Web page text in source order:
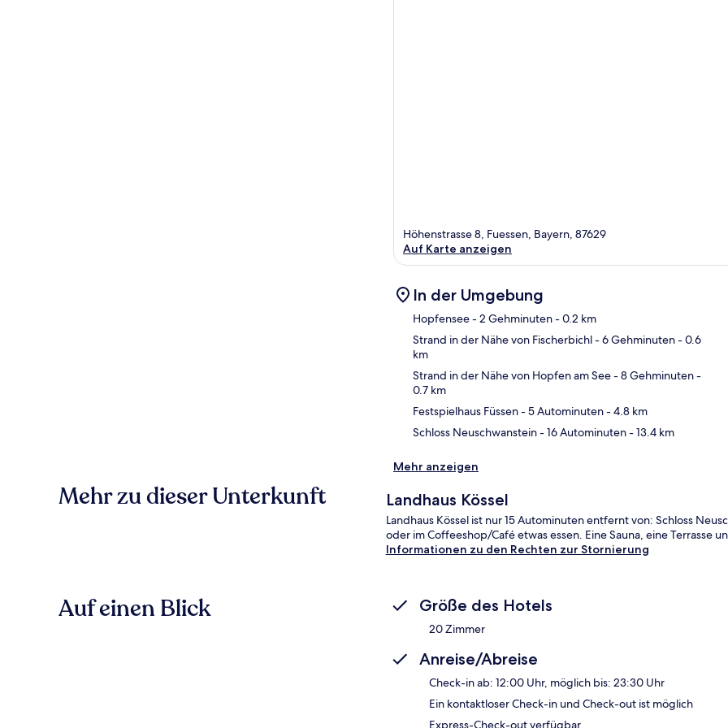
Höhenstrasse 8, Fuessen, Bayern, 87629
Auf Karte anzeigen
In der Umgebung
Hopfensee- 2 Gehminuten- 0.2 km
Strand in der Nähe von Fischerbichl- 6 Gehminuten- 0.6
km
Strand in der Nähe von Hopfen am See- 8 Gehminuten-
0.7 km
Festspielhaus Füssen- 5 Autominuten- 4.8 km
Schloss Neuschwanstein- 16 Autominuten- 13.4 km
Mehr anzeigen
Mehr zu dieser Unterkunft Landhaus Kössel
Landhaus Kössel ist nur 15 Autominuten entfernt von: Schloss
oder im Coffeeshop/Café etwas essen. Eine Sauna, eine Terrasse
Informationen zu den Rechten zur Stornierung
Auf einen Blick Größe des Hotels
20 Zimmer
Anreise/Abreise
Check-in ab: 12:00 Uhr, möglich bis: 23:30 Uhr
Ein kontaktloser Check-in und Check-out ist möglich
Express-Check-out verfügbar